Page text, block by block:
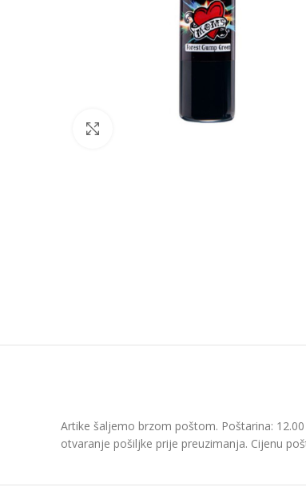
Artike šaljemo brzom poštom. Poštarina:
otvaranje pošiljke prije preuzimanja. Cijenu